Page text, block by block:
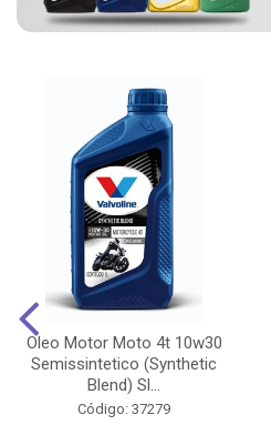
Oleo Motor Moto 4t 10w30
Semissintetico (Synthetic
Blend) Sl...
Código: 37279